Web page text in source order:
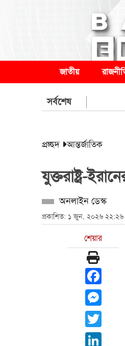
জাতীয়
সর্বশেষ
প্রচ্ছদ আন্তর্জাতিক
যুক্তরাষ্ট্র-
অনলাইন ডেস্ক
প্রকাশিত: ১ জুন, ২০২৬ ২২:২৬
শেয়ার
Twitter